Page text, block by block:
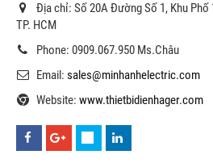
Địa chỉ: Số 20A Đường Số 1, Khu Phố
TP. HCM
Phone: 0909.067.950 Ms.Châu
Email: sales@minhanhelectric.com
Website: www.thietbidienhager.com